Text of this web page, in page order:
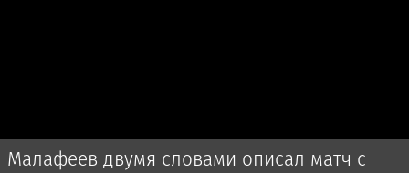
Малафеев двумя словами описал матч с